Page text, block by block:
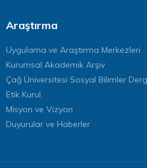
Araştırma
Uygulama ve Araştırma Merkezleri
Kurumsal Akademik Arşiv
Çağ Üniversitesi Sosyal Bilimler
Etik Kurul
Misyon ve Vizyon
Duyurular ve Haberler